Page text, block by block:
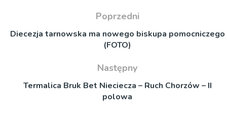
Poprzedni
Diecezja tarnowska ma nowego biskupa pomocniczego
(FOTO)
Następny
Termalica Bruk Bet Nieciecza – Ruch Chorzów – II
polowa